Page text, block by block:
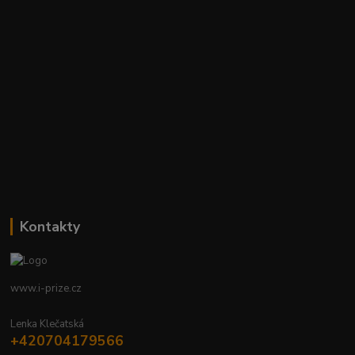
Kontakty
www.i-prize.cz
Lenka Klečatská
+420704179566